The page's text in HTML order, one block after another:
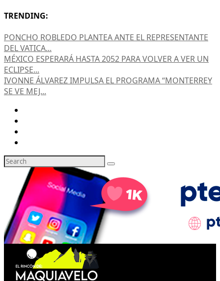
TRENDING:
PONCHO ROBLEDO PLANTEA ANTE EL REPRESENTANTE
DEL VATICA...
MÉXICO ESPERARÁ HASTA 2052 PARA VOLVER A VER UN
ECLIPSE...
IVONNE ÁLVAREZ IMPULSA EL PROGRAMA “MONTERREY
SE VE MEJ...